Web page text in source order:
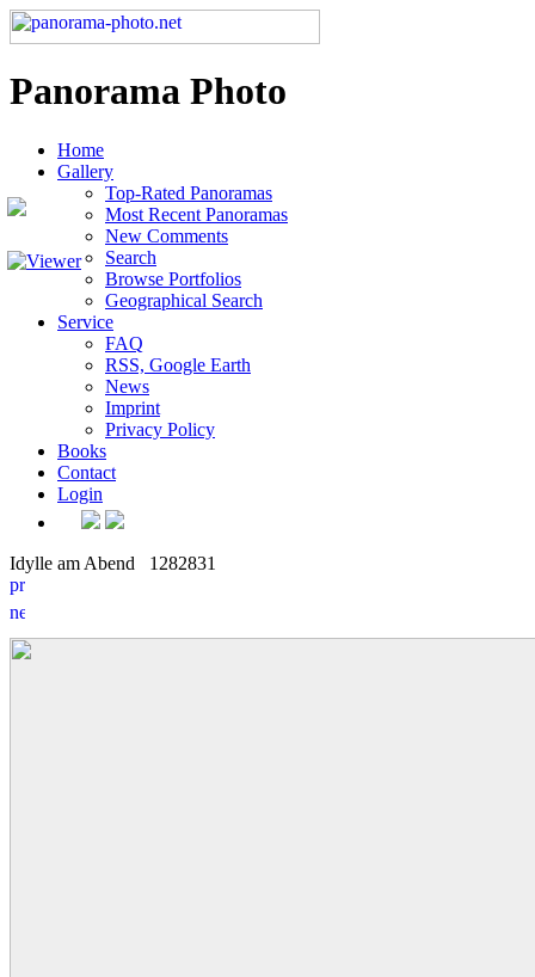
Panorama Photo
Home
Gallery
Top-Rated Panoramas
Most Recent Panoramas
New Comments
Search
Browse Portfolios
Geographical Search
Service
FAQ
RSS, Google Earth
News
Imprint
Privacy Policy
Books
Contact
Login
Idylle am Abend 1282831